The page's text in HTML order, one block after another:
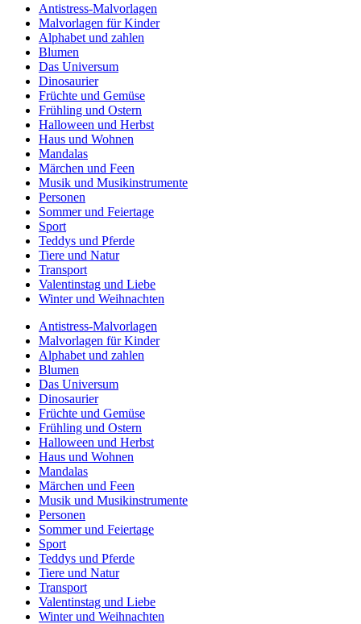
Antistress-Malvorlagen
Malvorlagen für Kinder
Alphabet und zahlen
Blumen
Das Universum
Dinosaurier
Früchte und Gemüse
Frühling und Ostern
Halloween und Herbst
Haus und Wohnen
Mandalas
Märchen und Feen
Musik und Musikinstrumente
Personen
Sommer und Feiertage
Sport
Teddys und Pferde
Tiere und Natur
Transport
Valentinstag und Liebe
Winter und Weihnachten
Antistress-Malvorlagen
Malvorlagen für Kinder
Alphabet und zahlen
Blumen
Das Universum
Dinosaurier
Früchte und Gemüse
Frühling und Ostern
Halloween und Herbst
Haus und Wohnen
Mandalas
Märchen und Feen
Musik und Musikinstrumente
Personen
Sommer und Feiertage
Sport
Teddys und Pferde
Tiere und Natur
Transport
Valentinstag und Liebe
Winter und Weihnachten